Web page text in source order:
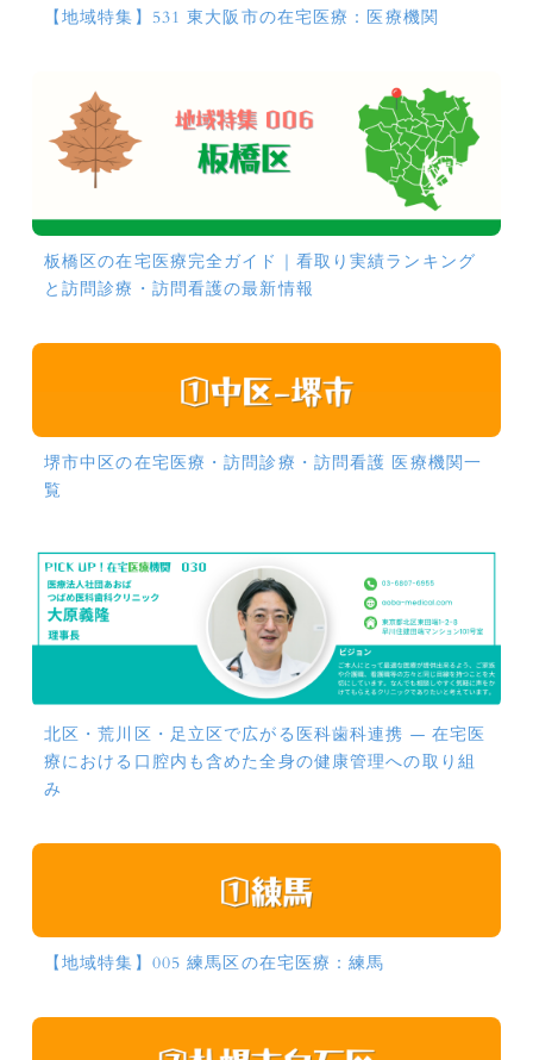
【地域特集】531 東大阪市の在宅医療：医療機関
板橋区の在宅医療完全ガイド｜看取り実績ランキング
と訪問診療・訪問看護の最新情報
堺市中区の在宅医療・訪問診療・訪問看護 医療機関一
覧
北区・荒川区・足立区で広がる医科歯科連携 ― 在宅医
療における口腔内も含めた全身の健康管理への取り組
み
【地域特集】005 練馬区の在宅医療：練馬